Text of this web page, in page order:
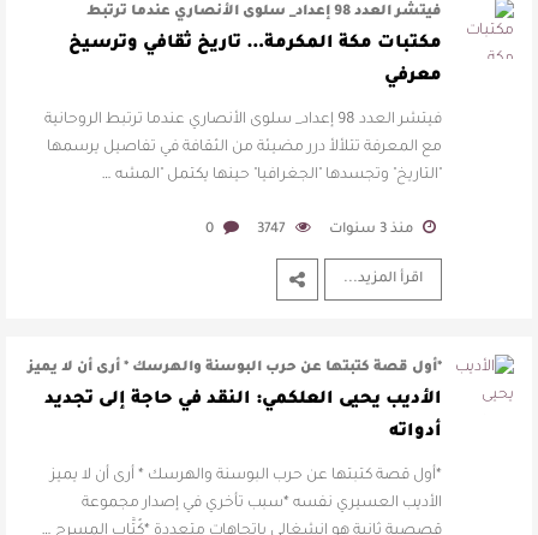
فيتشر العدد 98 إعداد_ سلوى الأنصاري عندما ترتبط
الروحانية مع المعرفة تتلألأ درر …
مكتبات مكة المكرمة… تاريخ ثقافي وترسيخ
معرفي
فيتشر العدد 98 إعداد_ سلوى الأنصاري عندما ترتبط الروحانية
مع المعرفة تتلألأ درر مضيئة من الثقافة في تفاصيل يرسمها
"التاريخ" وتجسدها "الجغرافيا" حينها يكتمل "المشه …
منذ 3 سنوات 3747
0
اقرأ المزيد...
*أول قصة كتبتها عن حرب البوسنة والهرسك * أرى أن لا يميز
الأديب العسيري نفسه *سبب …
الأديب يحيى العلكمي: النقد في حاجة إلى تجديد
أدواته
*أول قصة كتبتها عن حرب البوسنة والهرسك * أرى أن لا يميز
الأديب العسيري نفسه *سبب تأخري في إصدار مجموعة
قصصية ثانية هو انشغالي باتجاهات متعددة *كُتَّاب المسرح …